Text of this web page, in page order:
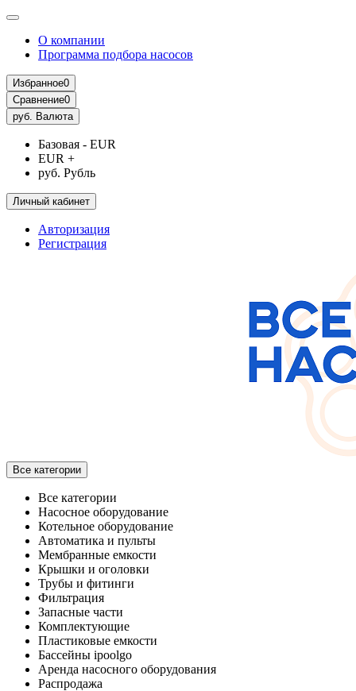
О компании
Программа подбора насосов
Избранное0
Сравнение0
руб. Валюта
Базовая - EUR
EUR +
руб. Рубль
Личный кабинет
Авторизация
Регистрация
Все категории
Все категории
Насосное оборудование
Котельное оборудование
Автоматика и пульты
Мембранные емкости
Крышки и оголовки
Трубы и фитинги
Фильтрация
Запасные части
Комплектующие
Пластиковые емкости
Бассейны ipoolgo
Аренда насосного оборудования
Распродажа